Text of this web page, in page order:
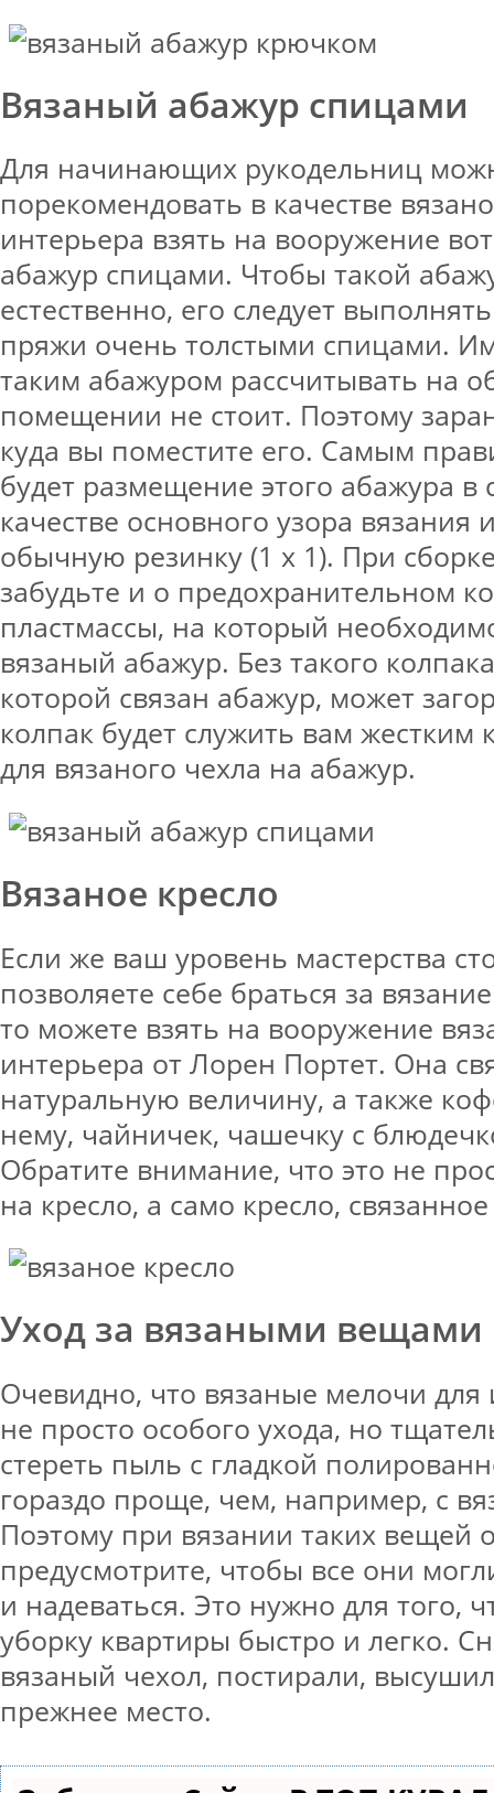
Вязаный абажур спицами
Для начинающих рукодельниц
порекомендовать в качестве
интерьера взять на вооружение
абажур спицами. Чтобы такой
естественно, его следует
пряжи очень толстыми спицами.
таким абажуром рассчитывать на
помещении не стоит. Поэтому
куда вы поместите его. Самым
будет размещение этого абажура в
качестве основного узора вязания
обычную резинку (1 х 1). При
забудьте и о предохранительном
пластмассы, на который
вязаный абажур. Без такого
которой связан абажур, может
колпак будет служить вам жестким
для вязаного чехла на абажур.
Вязаное кресло
Если же ваш уровень мастерства
позволяете себе браться за
то можете взять на вооружение
интерьера от Лорен Портет. Она
натуральную величину, а также
нему, чайничек, чашечку с
Обратите внимание, что это не
на кресло, а само кресло,
Уход за вязаными вещами
Очевидно, что вязаные мелочи для
не просто особого ухода, но
стереть пыль с гладкой
гораздо проще, чем, например, с
Поэтому при вязании таких вещей
предусмотрите, чтобы все они
и надеваться. Это нужно для того,
уборку квартиры быстро и легко.
вязаный чехол, постирали,
прежнее место.